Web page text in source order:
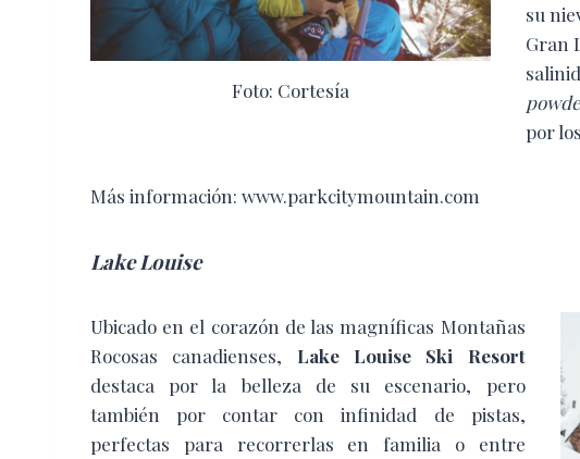
Foto: Cortesía
su
Gran
por
Más información: www.parkcitymountain.com
Lake Louise
Ubicado en el corazón de las magníficas Montañas
Rocosas canadienses, Lake Louise Ski Resort
destaca por la belleza de su escenario, pero
también por contar con infinidad de pistas,
perfectas para recorrerlas en familia o entre